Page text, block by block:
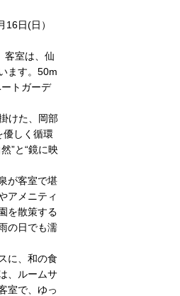
日(日）
客室は、仙
ます。50m
トガーデ
けた、岡部
優しく循環
”と“鏡に映
が客室で堪
アメニティ
を散策する
の日でも濡
に、和の食
、ルームサ
室で、ゆっ